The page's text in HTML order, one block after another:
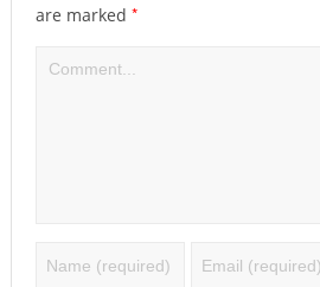
are marked *